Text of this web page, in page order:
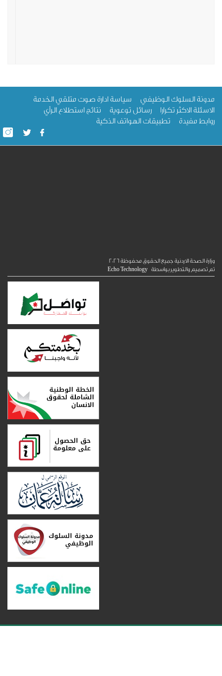
السلوك الوظيفي
سياسة ادارة صوت متلقي الخدمة
الاكثر تكرارا
رسائل توعوية
نتائج استطلاع الرأي
مفيدة
تطبيقات الهواتف الذكية
الصحة الاردنية جميع الحقوق محفوظة2026
والتطوير بواسطة Echo Technology